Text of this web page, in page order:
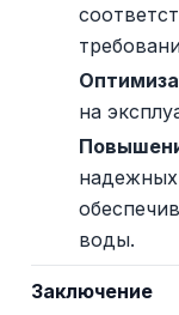
на
воды.
Заключение